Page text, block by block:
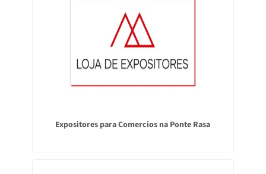
Expositores para Comercios na Ponte Rasa